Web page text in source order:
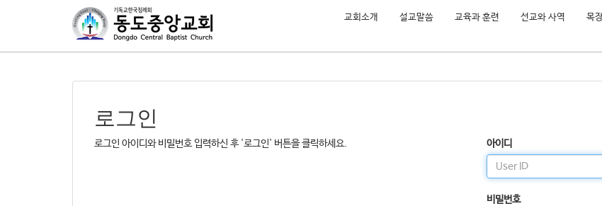
교회소개 설교말씀 교육과 훈련 선교와 사역 목
로그인
로그인 아이디와 비밀번호 입력하신 후 '로그인' 버튼을 클릭하세요. 아이디
비밀번호